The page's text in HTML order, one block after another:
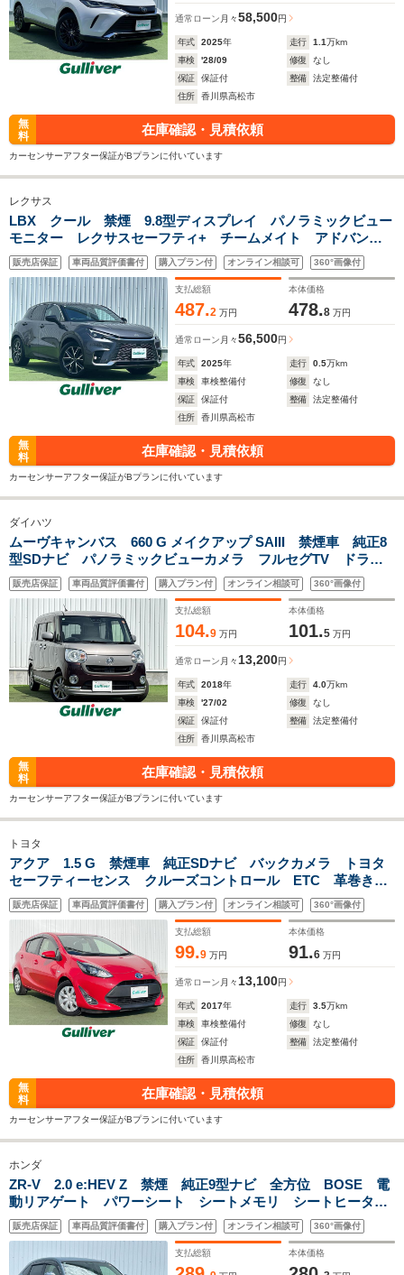
通常ローン 月々58,500円
年式 2025年 走行 1.1万km
車検
'28/09 修復
なし
保証
保証付 整備
法定整備付
住所
香川県高松市
無
料
在庫確認・見積依頼
カーセンサーアフター保証がBプランに付いています
レクサス
LBX クール 禁煙 9.8型ディスプレイ パノラミックビュー
モニター レクサスセーフティ+ チームメイト アドバンス
ドドライブ アドバンスドパーク ナビ連動ドライブレコーダ
ー ステアリングヒーター シートヒーター
販売店保証 車両品質評価書付 購入プラン付 オンライン相談可 360°画像付
支払総額
487.2 万円
本体価格
478.8 万円
通常ローン 月々56,500円
年式 2025年 走行 0.5万km
車検
車検整備付 修復
なし
保証
保証付 整備
法定整備付
住所
香川県高松市
無
料
在庫確認・見積依頼
カーセンサーアフター保証がBプランに付いています
ダイハツ
ムーヴキャンバス 660 G メイクアップ SAIII 禁煙車 純正8
型SDナビ パノラミックビューカメラ フルセグTV ドライ
ブレコーダー 衝突被害軽減システム レーンキープアシス
ト 両側パワースライドドア 純正アルミホイール 純正フロ
アマット
販売店保証 車両品質評価書付 購入プラン付 オンライン相談可 360°画像付
支払総額
104.9 万円
本体価格
101.5 万円
通常ローン 月々 13,200円
年式 2018年 走行 4.0万km
車検
'27/02 修復
なし
保証
保証付 整備
法定整備付
住所
香川県高松市
無
料
在庫確認・見積依頼
カーセンサーアフター保証がBプランに付いています
トヨタ
アクア 1.5 G 禁煙車 純正SDナビ バックカメラ トヨタ
セーフティーセンス クルーズコントロール ETC 革巻きス
テアリング LEDオートヘッドライト スマートキー プッシ
ュスタート 純正フロアマット ドアバイザー
販売店保証 車両品質評価書付 購入プラン付 オンライン相談可 360°画像付
支払総額
99.9 万円
本体価格
91.6 万円
通常ローン 月々 13,100円
年式 2017年 走行 3.5万km
車検
車検整備付 修復
なし
保証
保証付 整備
法定整備付
住所
香川県高松市
無
料
在庫確認・見積依頼
カーセンサーアフター保証がBプランに付いています
ホンダ
ZR-V 2.0 e:HEV Z 禁煙 純正9型ナビ 全方位 BOSE 電
動リアゲート パワーシート シートメモリ シートヒータ
ー エアシート 本革シート ステアリングヒーター パドル
シフト ETC2.0 ワイヤレス充電 ワンオーナー
販売店保証 車両品質評価書付 購入プラン付 オンライン相談可 360°画像付
支払総額 本体価格